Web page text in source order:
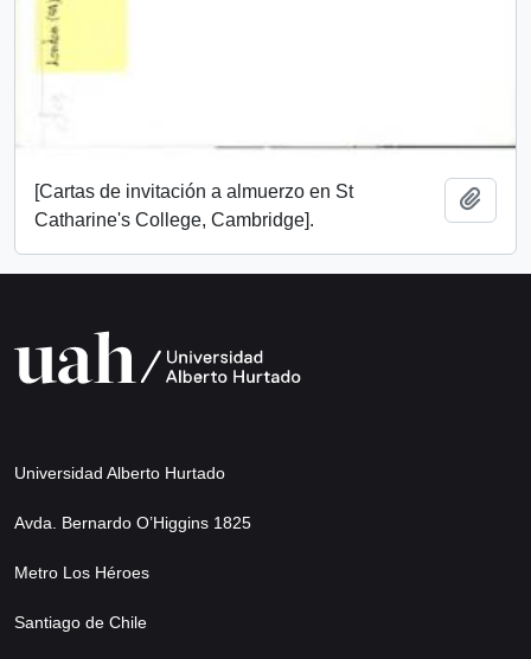
[Cartas de invitación a almuerzo en St
Catharine's College, Cambridge].
Universidad Alberto Hurtado
Avda. Bernardo O’Higgins 1825
Metro Los Héroes
Santiago de Chile